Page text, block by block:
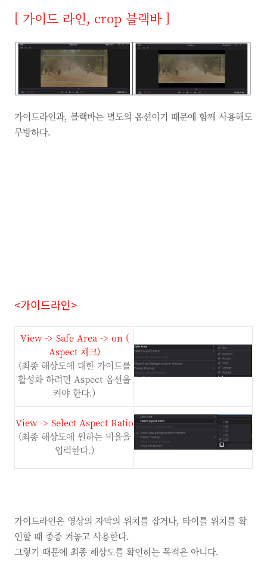
[ 가이드 라인, crop 블랙바 ]
가이드라인과, 블랙바는 별도의 옵션이기 때문에 함께 사용해도
무방하다.
<가이드라인>
View -> Safe Area -> on (
Aspect 체크)
(최종 해상도에 대한 가이드를
활성화 하려면 Aspect 옵션을
켜야 한다.)
View -> Select Aspect Ratio
(최종 해상도에 원하는 비율을
입력한다.)
가이드라인은 영상의 자막의 위치를 잡거나, 타이틀 위치를 확
인할 때 종종 켜놓고 사용한다.
그렇기 때문에 최종 해상도를 확인하는 목적은 아니다.